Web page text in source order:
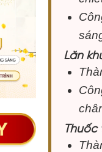
Lăn
Thuốc